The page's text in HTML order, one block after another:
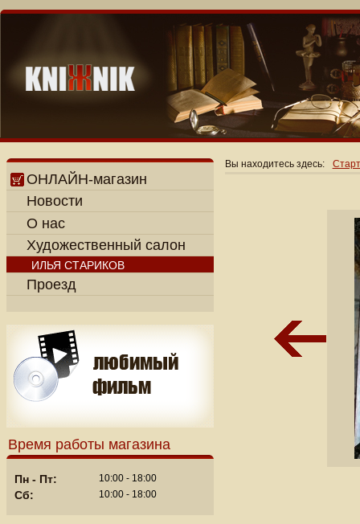
ОНЛАЙН-магазин
Новости
О нас
Художественный салон
ИЛЬЯ СТАРИКОВ
Проезд
Время работы магазина
Пн - Пт: 10:00 - 18:00
Сб: 10:00 - 18:00
Вы находитесь здесь: